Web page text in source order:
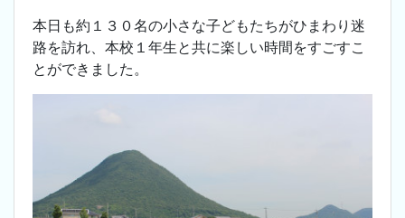
本日も約１３０名の小さな子どもたちがひまわり迷
路を訪れ、本校１年生と共に楽しい時間をすごすこ
とができました。